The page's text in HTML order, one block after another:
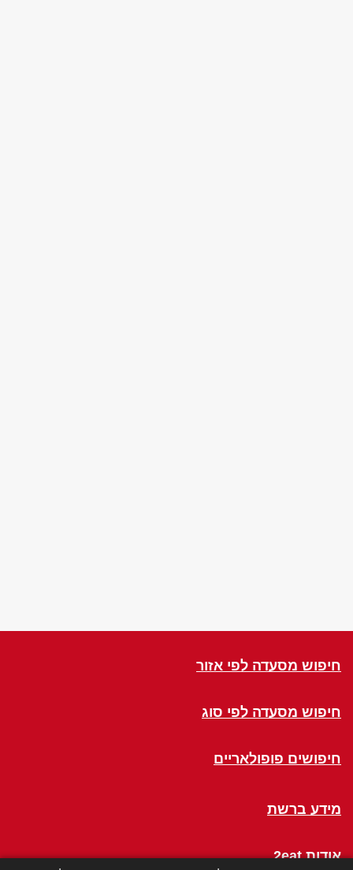
חיפוש מסעדה לפי אזור
חיפוש מסעדה לפי סוג
חיפושים פופולאריים
מידע ברשת
אודות 2eat